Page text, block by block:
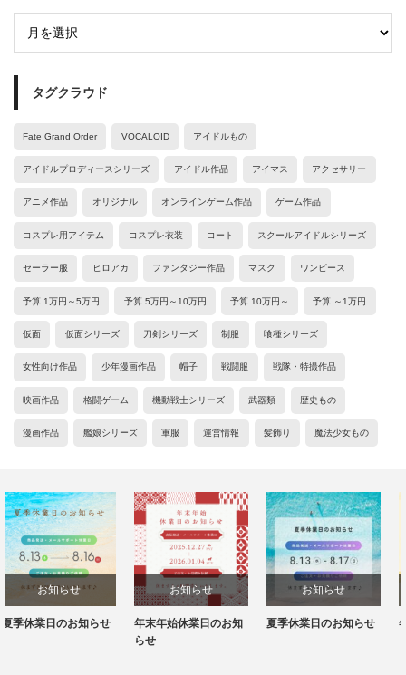
タグクラウド
Fate Grand Order VOCALOID アイドルもの
アイドルプロディースシリーズ アイドル作品 アイマス アクセサリー
アニメ作品 オリジナル オンラインゲーム作品 ゲーム作品
コスプレ用アイテム コスプレ衣装 コート スクールアイドルシリーズ
セーラー服 ヒロアカ ファンタジー作品 マスク ワンピース
予算 1万円～5万円 予算 5万円～10万円 予算 10万円～ 予算 ～1万円
仮面 仮面シリーズ 刀剣シリーズ 制服 喰種シリーズ
女性向け作品 少年漫画作品 帽子 戦闘服 戦隊・特撮作品
映画作品 格闘ゲーム 機動戦士シリーズ 武器類 歴史もの
漫画作品 艦娘シリーズ 軍服 運営情報 髪飾り 魔法少女もの
お知らせ
年末年始休業日のお知
お知らせ
夏季休業日のお知らせ
お知らせ
年末年始休業日のお知